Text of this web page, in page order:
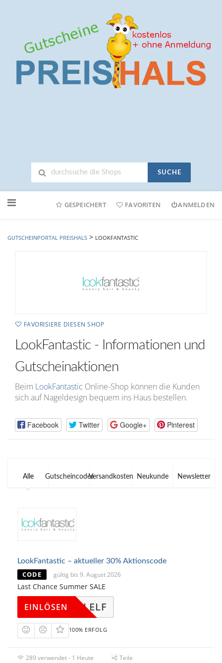
SUCHE
Online-
GESPEICHERT FAVORITEN ANMELDEN
GUTSCHEINPORTAL PREISHALS > LOOKFANTASTIC
FAVORISIERE DIESEN SHOP
LookFantastic - Informationen und
Gutscheinaktionen
Beim LookFantastic Online-Shop können die Kunden
sich auf Nageldesign bequem ins Haus bestellen.
Facebook Twitter Google+ Pinterest
Alle GutscheincodesVersandkosten Neukunde Newsletter
LookFantastic – aktueller 30% Aktionscode
CODE gültig bis 9. August 2026
Last Chance Summer SALE
SALELF
EINLÖSEN
100% ERFOLG
289 verwendet - 1 Heute
Teile